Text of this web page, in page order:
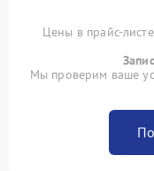
Цены в прайс-
Мы проверим ваше